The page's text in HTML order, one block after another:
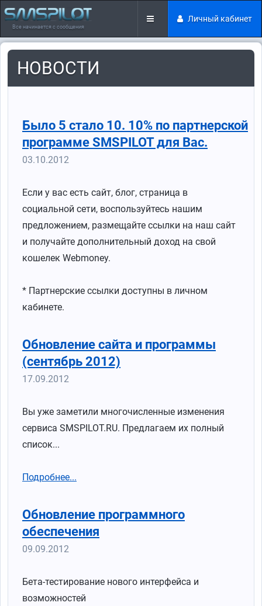
Все начинается с сообщения
Личный кабинет
НОВОСТИ
Было 5 стало 10. 10% по партнерской
программе SMSPILOT для Вас.
03.10.2012
Если у вас есть сайт, блог, страница в
социальной сети, воспользуйтесь нашим
предложением, размещайте ссылки на наш сайт
и получайте дополнительный доход на свой
кошелек Webmoney.
* Партнерские ссылки доступны в личном
кабинете.
Обновление сайта и программы
(сентябрь 2012)
17.09.2012
Вы уже заметили многочисленные изменения
сервиса SMSPILOT.RU. Предлагаем их полный
список...
Подробнее...
Обновление программного
обеспечения
09.09.2012
Бета-тестирование нового интерфейса и
возможностей